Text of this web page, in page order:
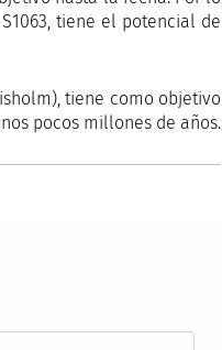
tiene el potencial de
tiene como objetivo
pocos millones de años.